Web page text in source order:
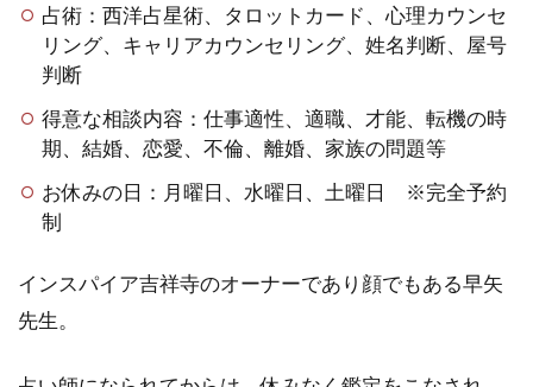
占術：西洋占星術、タロットカード、心理カウンセ
リング、キャリアカウンセリング、姓名判断、屋号
判断
得意な相談内容：仕事適性、適職、才能、転機の時
期、結婚、恋愛、不倫、離婚、家族の問題等
お休みの日：月曜日、水曜日、土曜日 ※完全予約
制
インスパイア吉祥寺のオーナーであり顔でもある早矢
先生。